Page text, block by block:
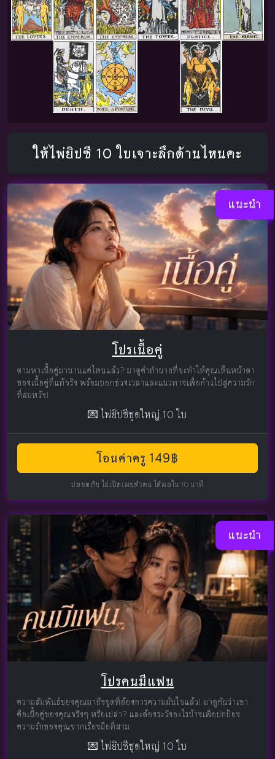
ให้ไพ่ยิปซี 10 ใบเจาะลึกด้านไหนคะ
แนะนำ
โปรเนื้อคู่
ตามหาเนื้อคู่มานานแค่ไหนแล้ว? มาดูคำทำนายที่จะทำให้คุณเห็นหน้าตา
ของเนื้อคู่ที่แท้จริง พร้อมบอกช่วงเวลาและแนวทางเพื่อก้าวไปสู่ความรัก
ที่สมหวัง!
💌 ไพ่ยิปซีชุดใหญ่ 10 ใบ
โอนค่าครู 149฿
ปลอดภัย ไม่เปิดเผยตัวตน ได้ผลใน 10 นาที
แนะนำ
โปรคนมีแฟน
ความสัมพันธ์ของคุณมาถึงจุดที่ต้องการความมั่นใจแล้ว! มาดูกันว่าเขา
คือเนื้อคู่ของคุณจริงๆ หรือเปล่า? และต้องระวังอะไรบ้างเพื่อปกป้อง
ความรักของคุณจากเรื่องมือที่สาม
💌 ไพ่ยิปซีชุดใหญ่ 10 ใบ